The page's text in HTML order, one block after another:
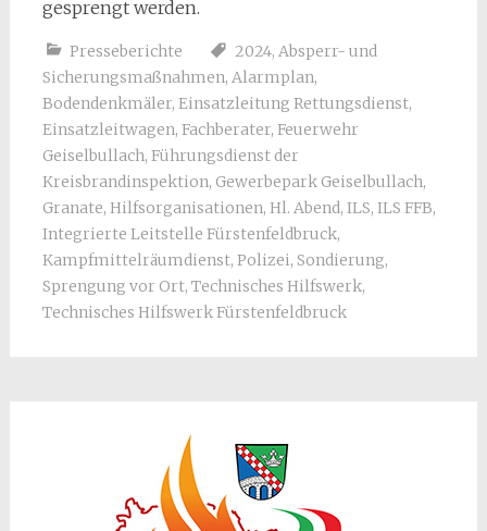
gesprengt werden.
Presseberichte 2024, Absperr- und
Sicherungsmaßnahmen, Alarmplan,
Bodendenkmäler, Einsatzleitung Rettungsdienst,
Einsatzleitwagen, Fachberater, Feuerwehr
Geiselbullach, Führungsdienst der
Kreisbrandinspektion, Gewerbepark Geiselbullach,
Granate, Hilfsorganisationen, Hl. Abend, ILS, ILS FFB,
Integrierte Leitstelle Fürstenfeldbruck,
Kampfmittelräumdienst, Polizei, Sondierung,
Sprengung vor Ort, Technisches Hilfswerk,
Technisches Hilfswerk Fürstenfeldbruck